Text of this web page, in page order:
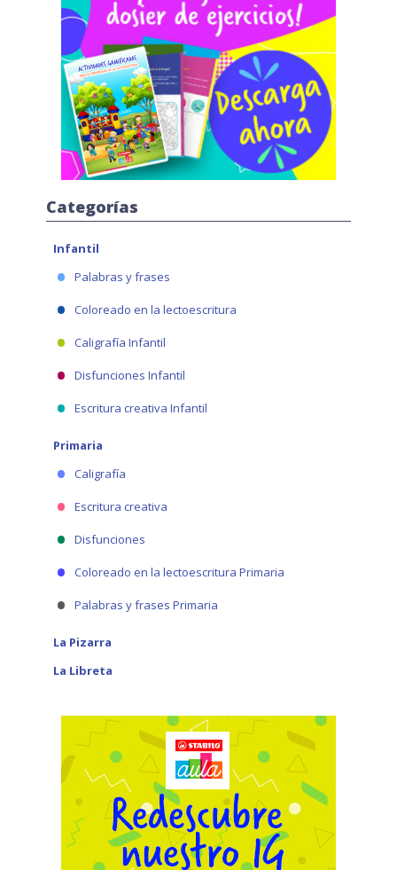
Categorías
Infantil
Palabras y frases
Coloreado en la lectoescritura
Caligrafía Infantil
Disfunciones Infantil
Escritura creativa Infantil
Primaria
Caligrafía
Escritura creativa
Disfunciones
Coloreado en la lectoescritura Primaria
Palabras y frases Primaria
La Pizarra
La Libreta